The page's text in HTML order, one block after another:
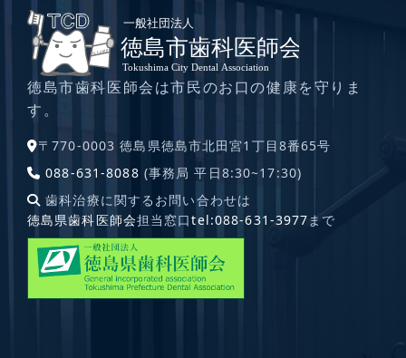
徳島市歯科医師会は市民のお口の健康を守りま
す。
〒770-0003 徳島県徳島市北田宮1丁目8番65号
088-631-8088 (事務局 平日8:30~17:30)
歯科治療に関するお問い合わせは
徳島県歯科医師会担当窓口tel:088-631-3977まで